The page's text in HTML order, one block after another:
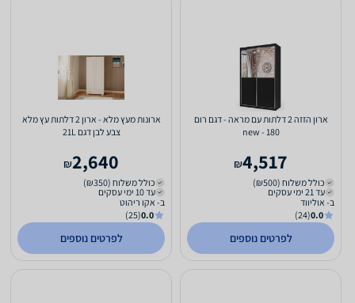
ארון הזזה 2 דלתות עם מראה - דגם רום
180 - new
4,517
₪
כולל משלוח (₪500)
עד 21 ימי עסקים
ב- אוליווד
0.0
(24)
לפרטים נוספים
ארונות מעץ מלא - ארון 2 דלתות עץ מלא
צבע לבן דגם 21L
2,640
₪
כולל משלוח (₪350)
עד 10 ימי עסקים
ב- אקו ריהוט
0.0
(25)
לפרטים נוספים